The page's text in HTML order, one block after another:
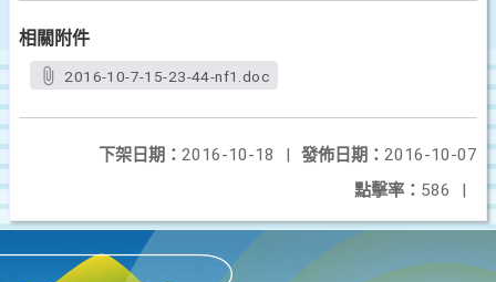
相關附件
2016-10-7-15-23-44-nf1.doc
發佈日期： 2016-10-07
下架日期： 2016-10-18
|
點擊率： 586 |